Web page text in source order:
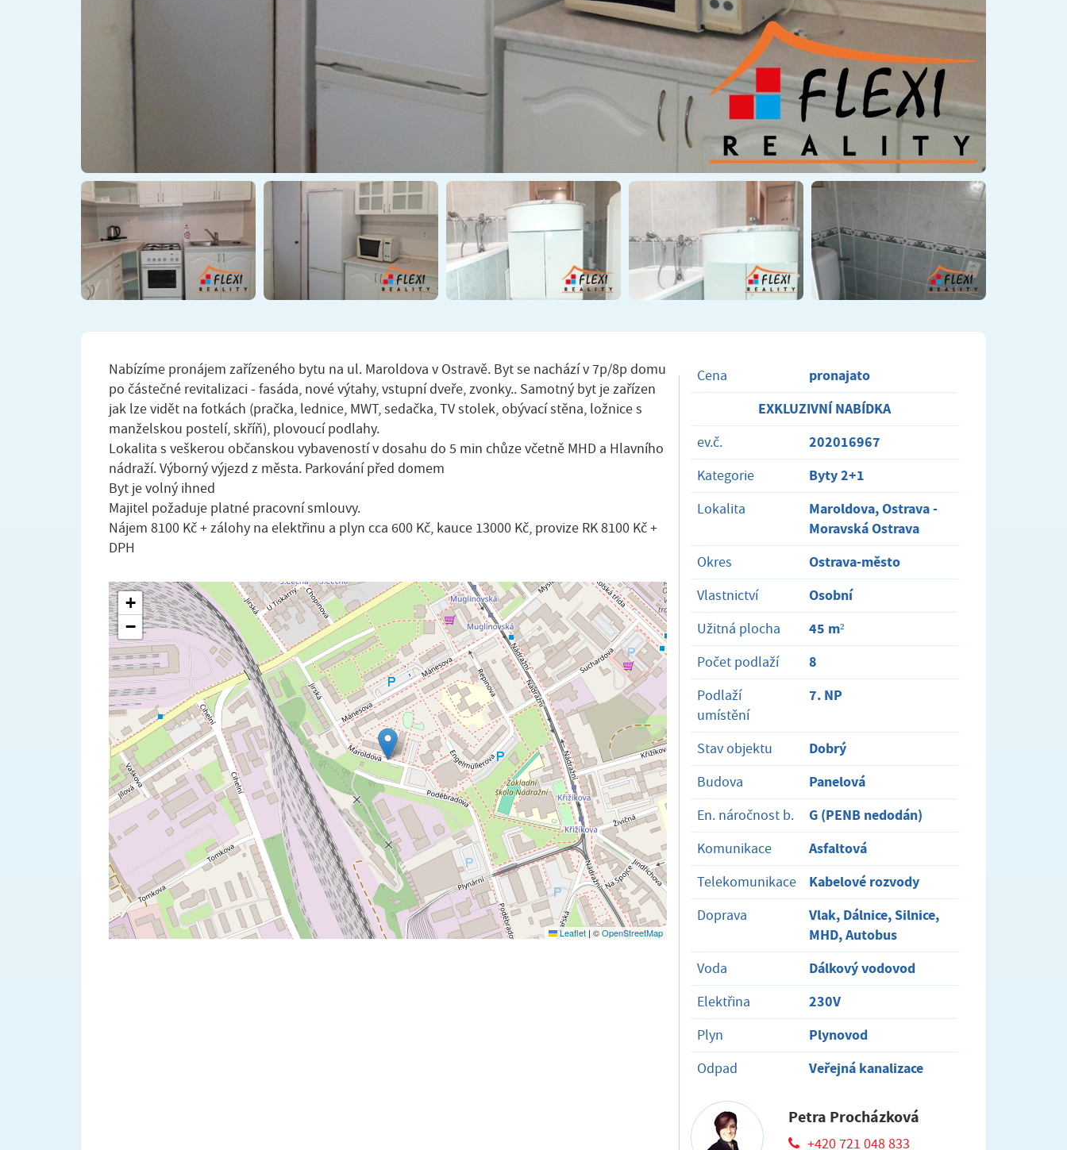
Nabízíme pronájem zařízeného bytu na ul. Maroldova v Ostravě. Byt se nachází v 7p/8p domu
po částečné revitalizaci - fasáda, nové výtahy, vstupní dveře, zvonky.. Samotný byt je zařízen
jak lze vidět na fotkách (pračka, lednice, MWT, sedačka, TV stolek, obývací stěna, ložnice s
manželskou postelí, skříň), plovoucí podlahy.
Lokalita s veškerou občanskou vybaveností v dosahu do 5 min chůze včetně MHD a Hlavního
nádraží. Výborný výjezd z města. Parkování před domem
Byt je volný ihned
Majitel požaduje platné pracovní smlouvy.
Nájem 8100 Kč + zálohy na elektřinu a plyn cca 600 Kč, kauce 13000 Kč, provize RK 8100 Kč +
DPH
+
−
Leaflet | ©OpenStreetMap
Cena
pronajato
EXKLUZIVNÍ NABÍDKA
ev.č. 202016967
Kategorie Byty 2+1
Lokalita
Maroldova, Ostrava -
Moravská Ostrava
Okres Ostrava-město
Vlastnictví Osobní
Užitná plocha 45 m²
Počet podlaží 8
Podlaží
umístění
7. NP
Stav objektu Dobrý
Budova Panelová
En. náročnost b. G (PENB nedodán)
Komunikace Asfaltová
Telekomunikace Kabelové rozvody
Doprava
Vlak, Dálnice, Silnice,
MHD, Autobus
Voda Dálkový vodovod
Elektřina 230V
Plyn Plynovod
Odpad Veřejná kanalizace
Petra Procházková
+420 721 048 833